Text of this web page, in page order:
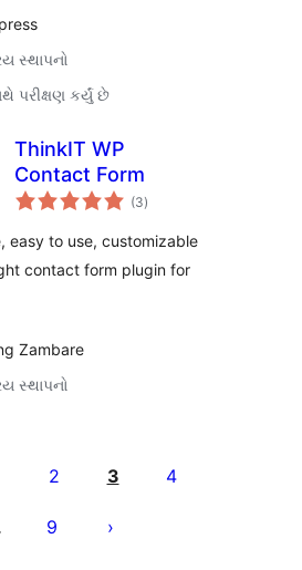
સ્થાપનો
પરીક્ષણ કર્યું છે
ThinkIT WP
Contact Form
(3કુલ
રેટિંગ્સ
)
easy to use, customizable
contact form plugin for
Zambare
સ્થાપનો
2 3 4
9